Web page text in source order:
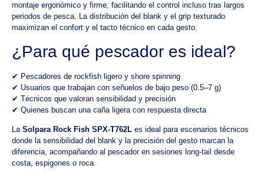
montaje ergonómico y firme, facilitando el control incluso tras largos
periodos de pesca. La distribución del blank y el grip texturado
maximizan el confort y el tacto técnico en cada gesto.
¿Para qué pescador es ideal?
✔ Pescadores de rockfish ligero y shore spinning
✔ Usuarios que trabajan con señuelos de bajo peso (0.5–7 g)
✔ Técnicos que valoran sensibilidad y precisión
✔ Quienes buscan una caña ligera con respuesta directa
La Solpara Rock Fish SPX-T762L es ideal para escenarios técnicos
donde la sensibilidad del blank y la precisión del gesto marcan la
diferencia, acompañando al pescador en sesiones long-tail desde
costa, espigones o roca.